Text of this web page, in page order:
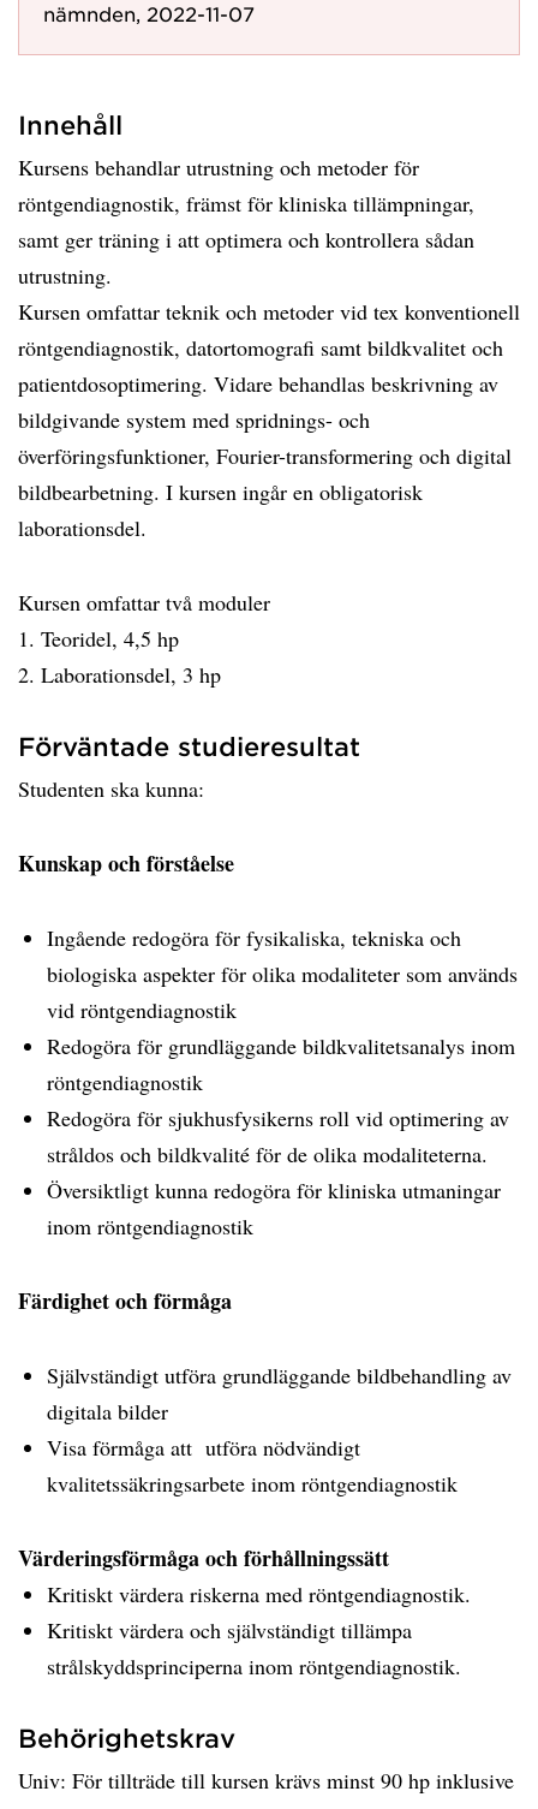
nämnden, 2022-11-07
Innehåll
Kursens behandlar utrustning och metoder för
röntgendiagnostik, främst för kliniska tillämpningar,
samt ger träning i att optimera och kontrollera sådan
utrustning.
Kursen omfattar teknik och metoder vid tex konventionell
röntgendiagnostik, datortomografi samt bildkvalitet och
patientdosoptimering. Vidare behandlas beskrivning av
bildgivande system med spridnings- och
överföringsfunktioner, Fourier-transformering och digital
bildbearbetning. I kursen ingår en obligatorisk
laborationsdel.
Kursen omfattar två moduler
1. Teoridel, 4,5 hp
2. Laborationsdel, 3 hp
Förväntade studieresultat
Studenten ska kunna:
Kunskap och förståelse
Ingående redogöra för fysikaliska, tekniska och
biologiska aspekter för olika modaliteter som används
vid röntgendiagnostik
Redogöra för grundläggande bildkvalitetsanalys inom
röntgendiagnostik
Redogöra för sjukhusfysikerns roll vid optimering av
stråldos och bildkvalité för de olika modaliteterna.
Översiktligt kunna redogöra för kliniska utmaningar
inom röntgendiagnostik
Färdighet och förmåga
Självständigt utföra grundläggande bildbehandling av
digitala bilder
Visa förmåga att utföra nödvändigt
kvalitetssäkringsarbete inom röntgendiagnostik
Värderingsförmåga och förhållningssätt
Kritiskt värdera riskerna med röntgendiagnostik.
Kritiskt värdera och självständigt tillämpa
strålskyddsprinciperna inom röntgendiagnostik.
Behörighetskrav
Univ: För tillträde till kursen krävs minst 90 hp inklusive